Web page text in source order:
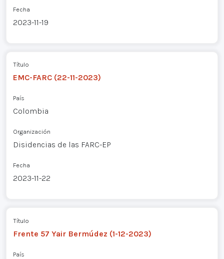
Fecha
2023-11-19
Título
EMC-FARC (22-11-2023)
País
Colombia
Organización
Disidencias de las FARC-EP
Fecha
2023-11-22
Título
Frente 57 Yair Bermúdez (1-12-2023)
País